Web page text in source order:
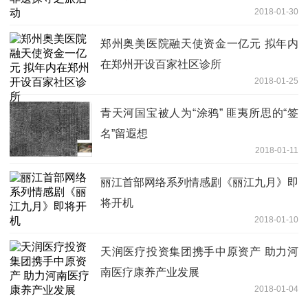
2018-01-30
郑州奥美医院融天使资金一亿元 拟年内
在郑州开设百家社区诊所
2018-01-25
青天河国宝被人为“涂鸦” 匪夷所思的“签
名”留遐想
2018-01-11
丽江首部网络系列情感剧《丽江九月》即
将开机
2018-01-10
天润医疗投资集团携手中原资产 助力河
南医疗康养产业发展
2018-01-04